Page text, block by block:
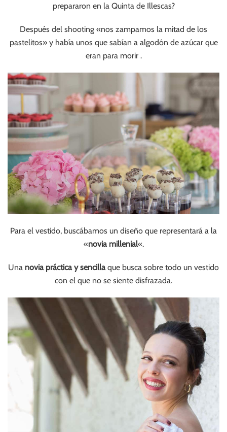
prepararon en la Quinta de Illescas?
Después del shooting «nos zampamos la mitad de los
pastelitos» y había unos que sabían a algodón de azúcar que
eran para morir .
Para el vestido, buscábamos un diseño que representará a la
«novia millenial«.
Una novia práctica y sencillaque busca sobre todo un vestido
con el que no se siente disfrazada.